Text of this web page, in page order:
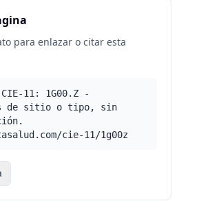
para enlazar o citar esta
11: 1G00.Z -
de sitio o tipo, sin
cie-11/1g00z